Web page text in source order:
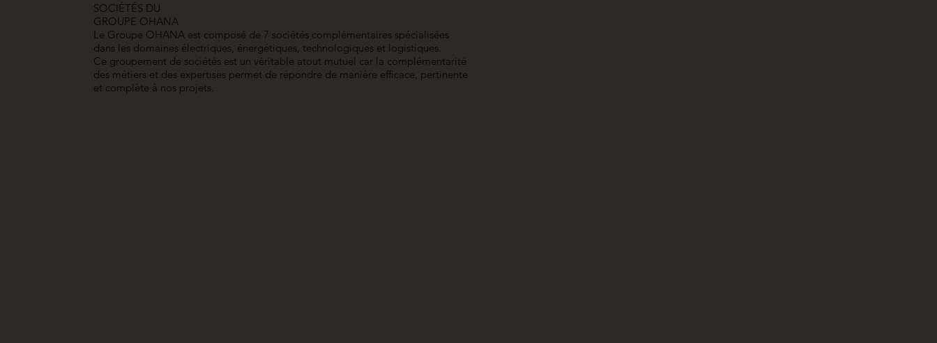
Le Groupe OHANA est composé de 7 sociétés complémentaires spécialisées
dans les domaines électriques, énergétiques, technologiques et logistiques.
Ce groupement de sociétés est un véritable atout mutuel car la complémentarité
des métiers et des expertises permet de répondre de manière efficace, pertinente
et complète à nos projets.
SOCIÉTÉS DU
GROUPE OHANA